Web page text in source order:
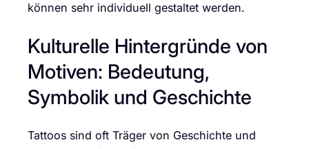
können sehr individuell gestaltet werden.
Kulturelle Hintergründe von
Motiven: Bedeutung,
Symbolik und Geschichte
Tattoos sind oft Träger von Geschichte und